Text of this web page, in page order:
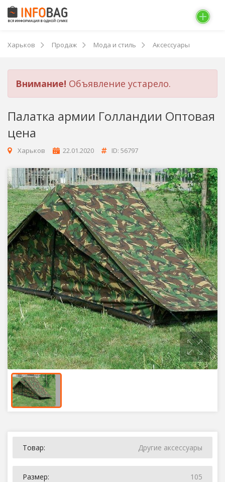
Харьков Продаж Мода и стиль Аксессуары
Внимание! Объявление устарело.
Палатка армии Голландии Оптовая
цена
Харьков 22.01.2020 ID: 56797
Товар: Другие аксессуары
Размер: 105